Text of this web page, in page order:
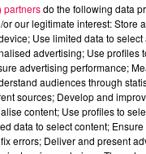
partnersdo the following data
our legitimate interest: Store
Use limited data to
advertising; Use profiles
advertising performance;
audiences through
sources; Develop and
content; Use profiles to
data to select content;
errors; Deliver and present